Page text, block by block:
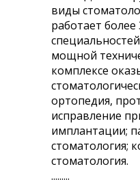
виды
работает
мощной
комплексе
ортопедия,
исправление
имплантации;
стоматология;
стоматология.
.........